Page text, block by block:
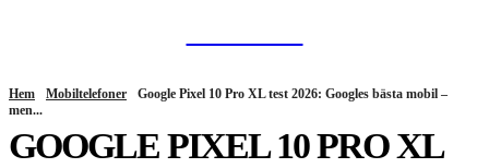
Hem Mobiltelefoner
Google Pixel 10 Pro XL test 2026: Googles bästa mobil –
men...
GOOGLE PIXEL 10 PRO XL